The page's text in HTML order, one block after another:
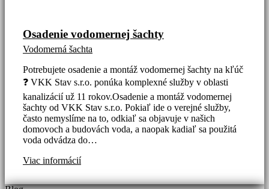
Osadenie vodomernej šachty
Vodomerná šachta
Potrebujete osadenie a montáž vodomernej šachty na kľúč
❓ VKK Stav s.r.o. ponúka komplexné služby v oblasti
kanalizácií už 11 rokov.Osadenie a montáž vodomernej
šachty od VKK Stav s.r.o. Pokiaľ ide o verejné služby,
často nemyslíme na to, odkiaľ sa objavuje v našich
domovoch a budovách voda, a naopak kadiaľ sa použitá
voda odvádza do…
Viac informácií